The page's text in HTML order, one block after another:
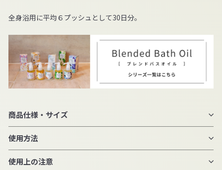
全身浴用に平均６プッシュとして30日分。
商品仕様・サイズ
使用方法
使用上の注意